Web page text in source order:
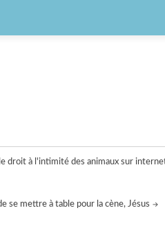
droit à l'intimité des animaux sur
se mettre à table pour la cène, Jésus